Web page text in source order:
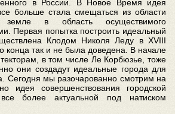
в России. В Новое Время идея
больше стала смещаться из области
земле в область осуществимого
Первая попытка построить идеальный
Клодом Николя Леду в XVIII
конца так и не была доведена. В начале
в том числе Ле Корбюзье, тоже
они создадут идеальные города для
Сегодня мы разочарованно смотрим на
идея совершенствования городской
более актуальной под натиском